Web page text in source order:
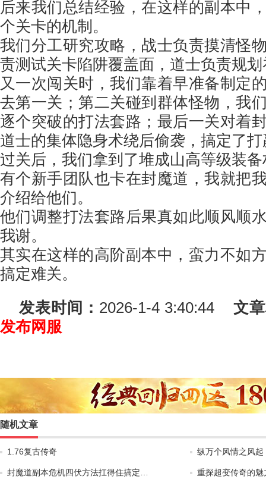
后来我们总结经验，在这样的副本中
个关卡的机制。
我们分工研究攻略，战士负责摸清怪
责测试关卡陷阱覆盖面，道士负责规
又一次闯关时，我们靠着早准备制定
去第一关；第二关碰到群体怪物，我
逐个突破的打法套路；最后一关对着
道士的集体隐身术绕后偷袭，搞定了
过关后，我们拿到了堆成山高等级装
有个新手团队也卡在封魔道，我就把
介绍给他们。
他们调整打法套路后果真如此顺风顺
我谢。
其实在这样的高阶副本中，蛮力不如
搞定难关。
发表时间： 2026-1-4 3:40:44 文
发布网服
随机文章
1.76复古传奇 纵万个风情之风起
封魔道副本危机四伏方法扛得住搞定… 重探超变传奇的魅